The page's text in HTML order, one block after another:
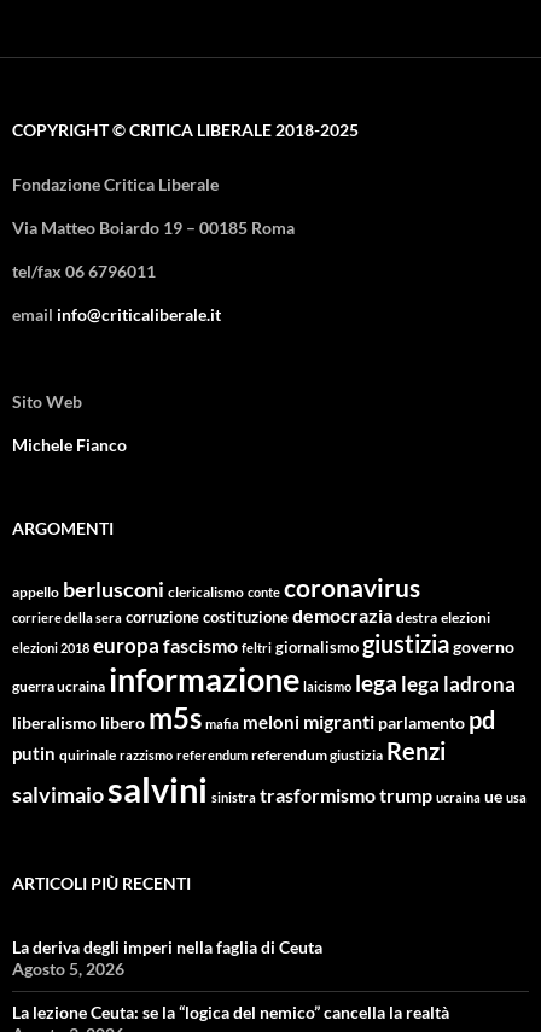
COPYRIGHT © CRITICA LIBERALE 2018-2025
Fondazione Critica Liberale
Via Matteo Boiardo 19 – 00185 Roma
tel/fax 06 6796011
email info@criticaliberale.it
Sito Web
Michele Fianco
ARGOMENTI
appello berlusconi clericalismo conte coronavirus
corriere della sera corruzionecostituzionedemocrazia destra elezioni
elezioni 2018 europa fascismo feltri giornalismogiustiziagoverno
guerra ucraina informazione laicismo lega lega ladrona
liberalismo libero m5s mafia meloni migranti parlamento pd
putin quirinale razzismo referendum referendum giustizia Renzi
salvimaiosalvini sinistra trasformismotrump ucraina ue usa
ARTICOLI PIÙ RECENTI
La deriva degli imperi nella faglia di Ceuta
Agosto 5, 2026
La lezione Ceuta: se la “logica del nemico” cancella la realtà